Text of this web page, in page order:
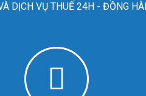
DỊCH VỤ THUẾ 24H - ĐỒNG